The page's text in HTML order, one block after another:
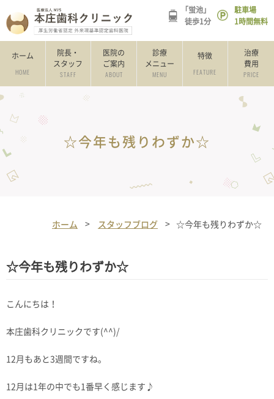
「蛍池」
徒歩1分
駐車場
1時間無料
☆今年も残りわずか☆
ホーム
HOME
院長・
スタッフ
STAFF
医院の
ご案内
ABOUT
診療
メニュー
MENU
特徴
FEATURE
治療
費用
PRICE
ホーム スタッフブログ ☆今年も残りわずか☆
☆今年も残りわずか☆
こんにちは！
本庄歯科クリニックです(^^)/
12月もあと3週間ですね。
12月は1年の中でも1番早く感じます♪